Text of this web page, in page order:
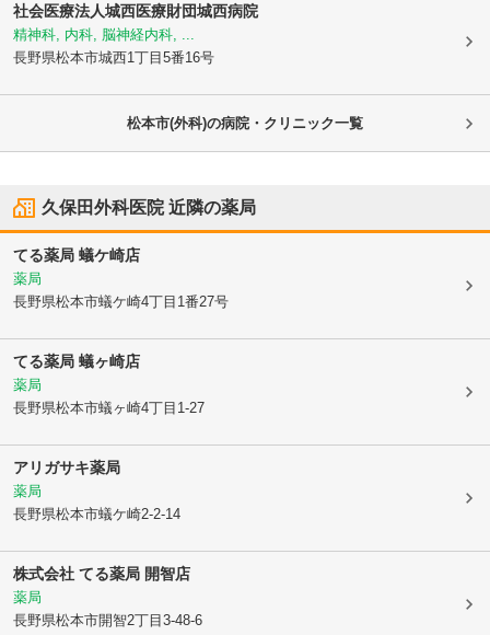
社会医療法人城西医療財団城西病院
精神科, 内科, 脳神経内科, ...
長野県松本市城西1丁目5番16号
松本市(外科)の病院・クリニック一覧
久保田外科医院近隣の薬局
てる薬局 蟻ケ崎店
薬局
長野県松本市蟻ケ崎4丁目1番27号
てる薬局 蟻ヶ崎店
薬局
長野県松本市蟻ヶ崎4丁目1-27
アリガサキ薬局
薬局
長野県松本市蟻ケ崎2-2-14
株式会社 てる薬局 開智店
薬局
長野県松本市開智2丁目3-48-6